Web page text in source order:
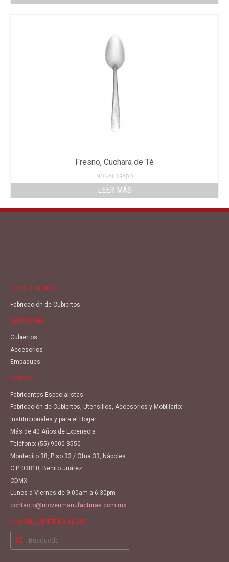
Fresno, Cuchara de Té
NO VALORADO
LEER MÁS
TE OFRECEMOS
Fabricación de Cubiertos
SECCIONES
Cubiertos
Accesorios
Empaques
SOMOS
Fabricantes Especialistas
Fabricación de Cubiertos, Utensilios, Accesorios y Mobiliario;
Institucionales y para el Hogar
Más de 40 Años de Experiecia
Teléfono: (55) 9000-3550
Montecito 38, Piso 33 / Ofna 33, Nápoles
C.P. 03810, Benito Juárez
CDMX
Lunes a Viernes de 9:00am a 6:30pm
contacto@movenmanufacturas.com.mx
¿NO ENCUENTRAS ALGO?
Buscar